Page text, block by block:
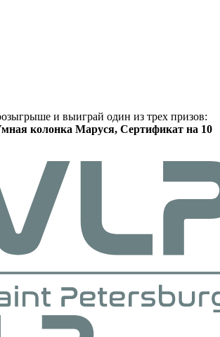
и выиграй один из трех призов:
колонка Маруся, Сертификат на 10